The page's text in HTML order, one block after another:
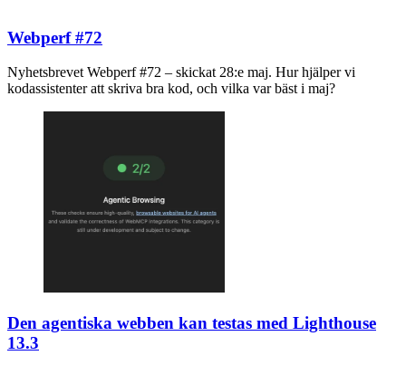
Webperf #72
Nyhetsbrevet Webperf #72 – skickat 28:e maj. Hur hjälper vi
kodassistenter att skriva bra kod, och vilka var bäst i maj?
Den agentiska webben kan testas med Lighthouse
13.3